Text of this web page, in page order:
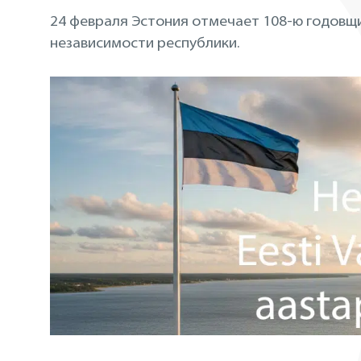
24 февраля Эстония отмечает 108-ю
независимости республики.